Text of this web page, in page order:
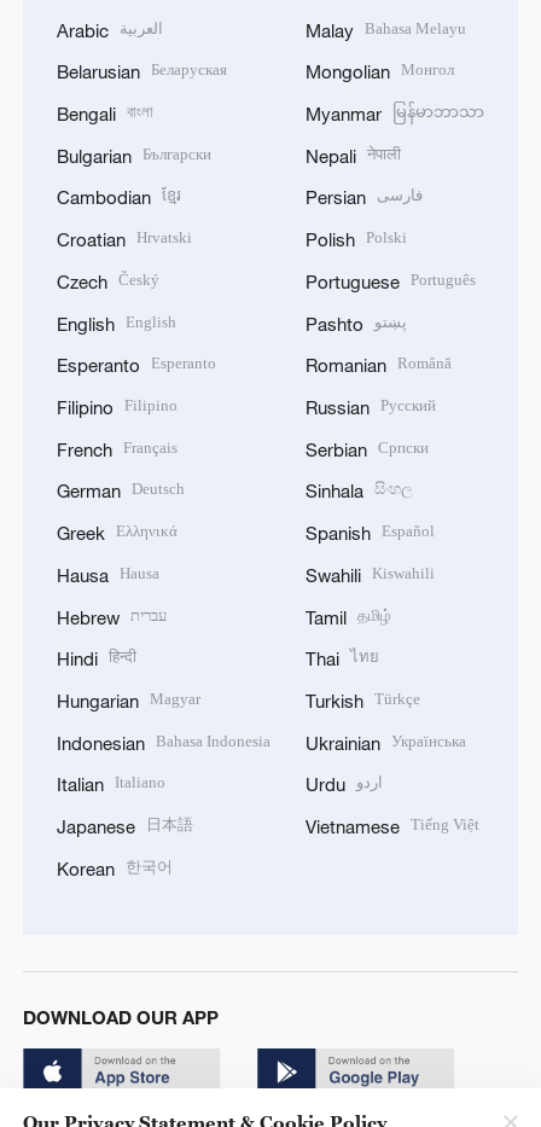
Arabic العربية
Belarusian Беларуская
Bengali বাংলা
Bulgarian Български
Cambodian ខ្មែរ
Croatian Hrvatski
Czech Český
English English
Esperanto Esperanto
Filipino Filipino
French Français
German Deutsch
Greek Ελληνικά
Hausa Hausa
Hebrew עברית
Hindi हिन्दी
Hungarian Magyar
Indonesian Bahasa Indonesia
Italian Italiano
Japanese 日本語
Korean 한국어
Malay Bahasa Melayu
Mongolian Монгол
Myanmar မြန်မာဘာသာ
Nepali नेपाली
Persian فارسی
Polish Polski
Portuguese Português
Pashto پښتو
Romanian Română
Russian Русский
Serbian Српски
Sinhala සිංහල
Spanish Español
Swahili Kiswahili
Tamil தமிழ்
Thai ไทย
Turkish Türkçe
Ukrainian Українська
Urdu اردو
Vietnamese Tiếng Việt
DOWNLOAD OUR APP
Our Privacy Statement & Cookie Policy